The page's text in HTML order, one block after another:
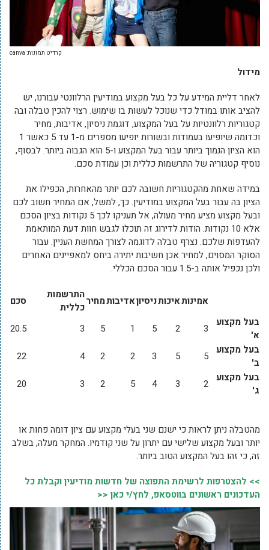
קרדיט תמונות: canva
מידול
לאחר דליית המידע על כל בעל מקצוע במודיעין הרלוונטי עבורנו, יש
להציב אותו במודל כדי שנוכל לעשות בו שימוש. רצוי להכין טבלה ובה
קטגוריות רלוונטיות על בעל המקצוע, דוגמת ניסיון, אדיבות, מחיר
וכדומה שיופיעו בעמודות ובשורות יופיעו מספרים מ-1 עד 5 כאשר 1
הוא הציון הנמוך ביותר עבור בעל המקצוע ו-5 הוא הגבוה ביותר. לבסוף,
נוסיף קטגוריה של התרשמות כללית וכן עמודת סכם.
במידה שאחת מהקטגוריות חשובה לכם יותר מהאחרות, הכפילו את
הציון בה עבור בעל המקצוע במודיעין. כך, למשל, אם המחיר חשוב לכם
ובעל מקצוע מציע מחיר מעולה, אל תעניקו לכך 5 נקודות בציון הסכם
אלא 10 נקודות. הודות לדירוג זה תוכלו לגבש חוות דעת המותאמת
להעדפות שלכם. נצרף טבלה לדוגמה לצורך המחשת העניין. עבור
הסוקר המסוים, למחיר אכן חשיבות יתירה ביחס למאפיינים האחרים
ולכן נכפיל אותה ב-1.5 עבור הסכם הכללי.
אמינותאיכותניסיוןאדיבותמחירהתרשמות
כללית
סכם
בעל מקצוע
א'
3
2
5
1
5
3
20.5
בעל מקצוע
ב'
5
5
3
2
2
4
22
בעל מקצוע
ג'
2
3
4
5
2
3
20
מהטבלה ניתן לראות כי ישנם שני בעלי מקצוע עם ציון דומה פחות או
יותר ובעל מקצוע שלישי עם יתרון על שני קודמיו. המחקר מעלה, בשלב
זה, כי זהו בעל המקצוע הטוב ביותר.
>> להצטרפות לרשימת התפוצה של חדשות מודיעין וקבלת כל
העדכונים ראשונים בווטסאפ, לחץ/י כאן <<